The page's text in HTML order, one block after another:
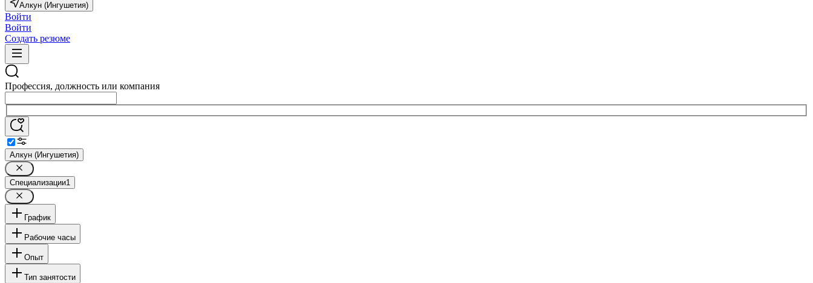
Алкун (Ингушетия)
Войти
Войти
Создать резюме
Профессия, должность или компания
Алкун (Ингушетия)
Специализации1
График
Рабочие часы
Опыт
Тип занятости